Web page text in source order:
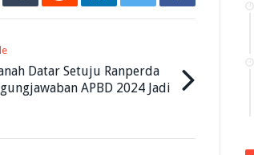
Datar Setuju Ranperda
APBD 2024 Jadi